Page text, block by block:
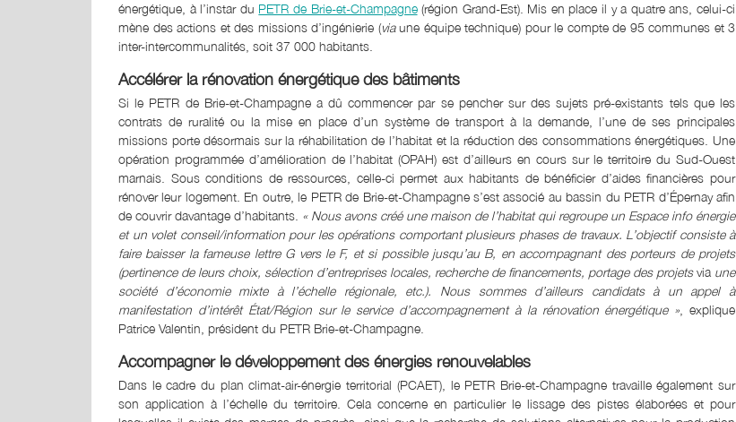
énergétique, à l’instar du PETR de Brie-et-Champagne(région Grand-Est). Mis en place il y a quatre ans, celui-ci
mène des actions et des missions d’ingénierie (viaune équipe technique) pour le compte de 95 communes et 3
inter-intercommunalités, soit 37 000 habitants.
Accélérer la rénovation énergétique des bâtiments
Si le PETR de Brie-et-Champagne a dû commencer par se pencher sur des sujets pré-existants tels que les
contrats de ruralité ou la mise en place d’un système de transport à la demande, l’une de ses principales
missions porte désormais sur la réhabilitation de l’habitat et la réduction des consommations énergétiques. Une
opération programmée d’amélioration de l’habitat (OPAH) est d’ailleurs en cours sur le territoire du Sud-Ouest
marnais. Sous conditions de ressources, celle-ci permet aux habitants de bénéficier d’aides financières pour
rénover leur logement. En outre, le PETR de Brie-et-Champagne s’est associé au bassin du PETR d’Épernay afin
de couvrir davantage d’habitants. « Nous avons créé une maison de l’habitat qui regroupe un Espace info énergie
et un volet conseil/information pour les opérations comportant plusieurs phases de travaux. L’objectif consiste à
faire baisser la fameuse lettre G vers le F, et si possible jusqu’au B, en accompagnant des porteurs de projets
(pertinence de leurs choix, sélection d’entreprises locales, recherche de financements, portage des projetsvia une
société d’économie mixte à l’échelle régionale, etc.). Nous sommes d’ailleurs candidats à un appel à
manifestation d’intérêt État/Région sur le service d’accompagnement à la rénovation énergétique » , explique
Patrice Valentin, président du PETR Brie-et-Champagne.
Accompagner le développement des énergies renouvelables
Dans le cadre du plan climat-air-énergie territorial (PCAET), le PETR Brie-et-Champagne travaille également sur
son application à l’échelle du territoire. Cela concerne en particulier le lissage des pistes élaborées et pour